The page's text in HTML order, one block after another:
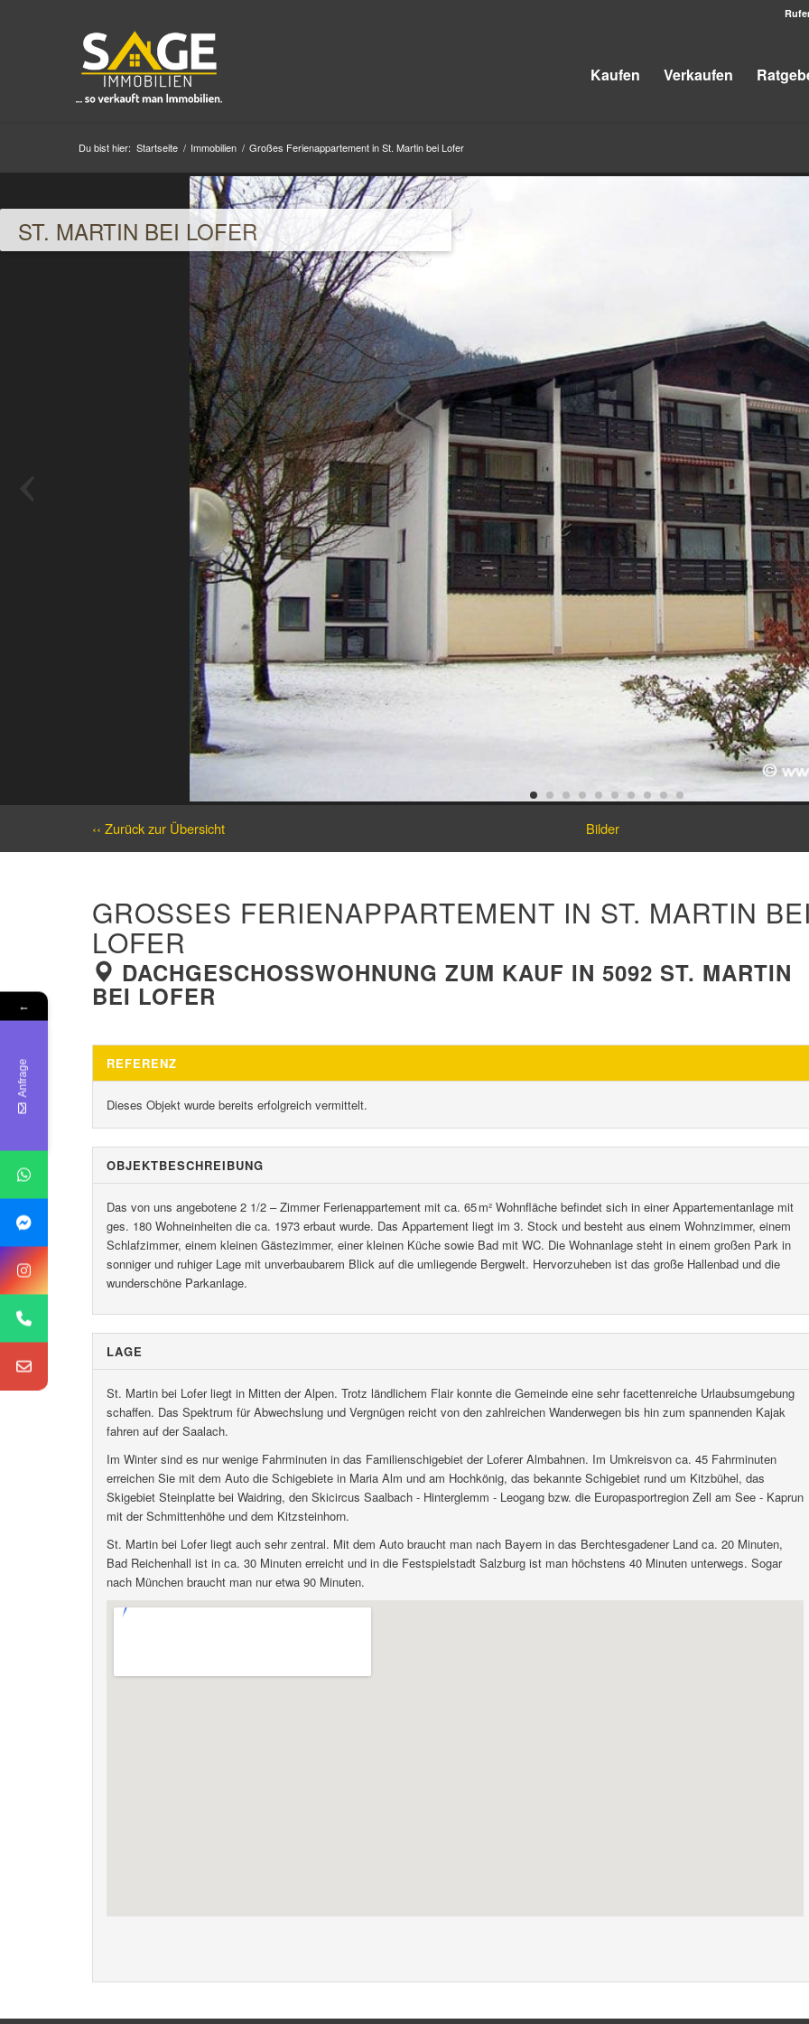
Kaufen Verkaufen
Du bist hier: Startseite / Immobilien / Großes Ferienappartement in St. Martin bei Lofer
ST. MARTIN BEI LOFER
‹‹ Zurück zur Übersicht Bilder
GROSSES FERIENAPPARTEMENT IN ST. MARTIN BEI L
OFER
DACHGESCHOSSWOHNUNG ZUM KAUF IN 5092 ST. MARTIN
BEI LOFER
REFERENZ
Dieses Objekt wurde bereits erfolgreich vermittelt.
OBJEKT­BESCHREIBUNG
Das von uns angebotene 2 1/2 – Zimmer Ferienappartement mit ca. 65 m² Wohnfläche befindet sich in einer Appartementanlage mit
ges. 180 Wohneinheiten die ca. 1973 erbaut wurde. Das Appartement liegt im 3. Stock und besteht aus einem Wohnzimmer, einem
Schlafzimmer, einem kleinen Gästezimmer, einer kleinen Küche sowie Bad mit WC. Die Wohnanlage steht in einem großen Park in
sonniger und ruhiger Lage mit unverbaubarem Blick auf die umliegende Bergwelt. Hervorzuheben ist das große Hallenbad und die
wunderschöne Parkanlage.
LAGE
St. Martin bei Lofer liegt in Mitten der Alpen. Trotz ländlichem Flair konnte die Gemeinde eine sehr facettenreiche Urlaubsumgebung
schaffen. Das Spektrum für Abwechslung und Vergnügen reicht von den zahlreichen Wanderwegen bis hin zum spannenden Kajak
fahren auf der Saalach.
Im Winter sind es nur wenige Fahrminuten in das Familienschigebiet der Loferer Almbahnen. Im Umkreisvon ca. 45 Fahrminuten
erreichen Sie mit dem Auto die Schigebiete in Maria Alm und am Hochkönig, das bekannte Schigebiet rund um Kitzbühel, das
Skigebiet Steinplatte bei Waidring, den Skicircus Saalbach - Hinterglemm - Leogang bzw. die Europasportregion Zell am See - Kaprun
mit der Schmittenhöhe und dem Kitzsteinhorn.
St. Martin bei Lofer liegt auch sehr zentral. Mit dem Auto braucht man nach Bayern in das Berchtesgadener Land ca. 20 Minuten,
Bad Reichenhall ist in ca. 30 Minuten erreicht und in die Festspielstadt Salzburg ist man höchstens 40 Minuten unterwegs. Sogar
nach München braucht man nur etwa 90 Minuten.
←
Anfrage